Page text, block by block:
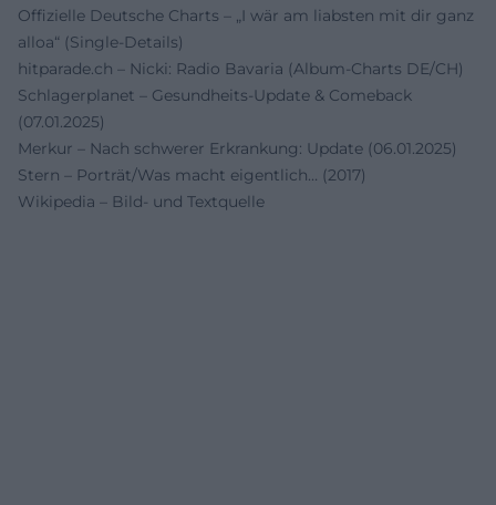
Offizielle Deutsche Charts – „I wär am liabsten mit dir ganz
alloa“ (Single-Details)
hitparade.ch – Nicki: Radio Bavaria (Album-Charts DE/CH)
Schlagerplanet – Gesundheits-Update & Comeback
(07.01.2025)
Merkur – Nach schwerer Erkrankung: Update (06.01.2025)
Stern – Porträt/Was macht eigentlich… (2017)
Wikipedia – Bild- und Textquelle